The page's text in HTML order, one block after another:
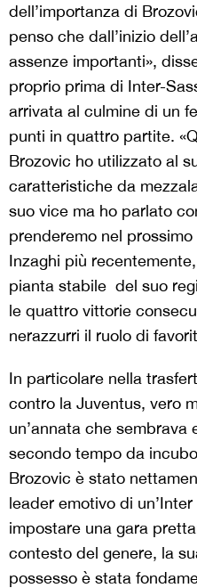
dell’importanza di
penso che dall’inizio
assenze importanti»,
proprio prima di Inter-
arrivata al culmine di un
punti in quattro partite.
Brozovic ho utilizzato al
caratteristiche da
suo vice ma ho parlato
prenderemo nel
Inzaghi più
pianta stabile del suo
le quattro vittorie
nerazzurri il ruolo di
In particolare nella
contro la Juventus, vero
un’annata che sembrava
secondo tempo da
Brozovic è stato
leader emotivo di
impostare una gara
contesto del genere, la
possesso è stata